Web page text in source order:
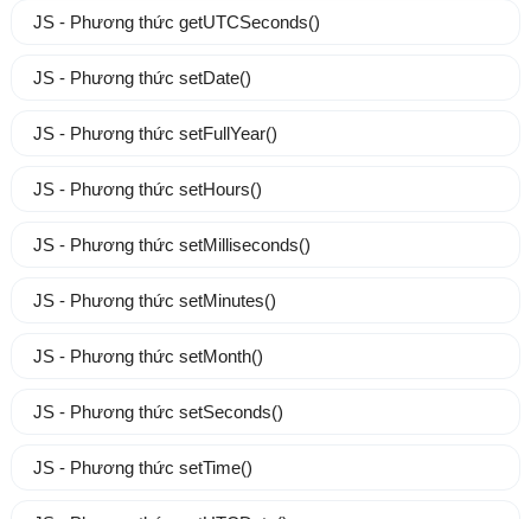
JS - Phương thức getUTCSeconds()
JS - Phương thức setDate()
JS - Phương thức setFullYear()
JS - Phương thức setHours()
JS - Phương thức setMilliseconds()
JS - Phương thức setMinutes()
JS - Phương thức setMonth()
JS - Phương thức setSeconds()
JS - Phương thức setTime()